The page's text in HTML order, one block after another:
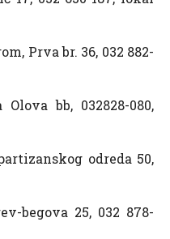
Prva br. 36, 032 882-
bb, 032828-080,
odreda 50,
begova 25, 032 878-